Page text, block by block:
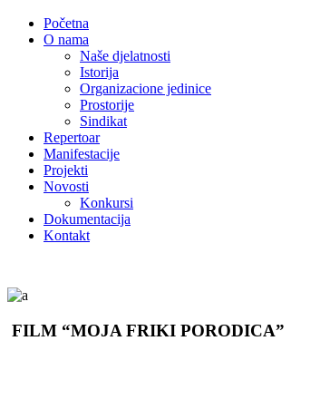
Početna
O nama
Naše djelatnosti
Istorija
Organizacione jedinice
Prostorije
Sindikat
Repertoar
Manifestacije
Projekti
Novosti
Konkursi
Dokumentacija
Kontakt
FILM “MOJA FRIKI PORODICA”